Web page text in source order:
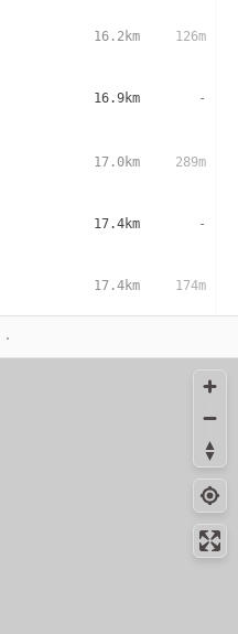
16.2km 126m
16.9km -
17.0km 289m
17.4km -
17.4km 174m